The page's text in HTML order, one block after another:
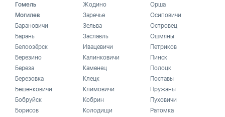
Гомель
Могилев
Барановичи
Барань
Белоозёрск
Березино
Береза
Березовка
Бешенковичи
Бобруйск
Борисов
Жодино
Заречье
Зельва
Заславль
Ивацевичи
Калинковичи
Каменец
Клецк
Климовичи
Кобрин
Колодищи
Орша
Осиповичи
Островец
Ошмяны
Петриков
Пинск
Полоцк
Поставы
Пружаны
Пуховичи
Ратомка